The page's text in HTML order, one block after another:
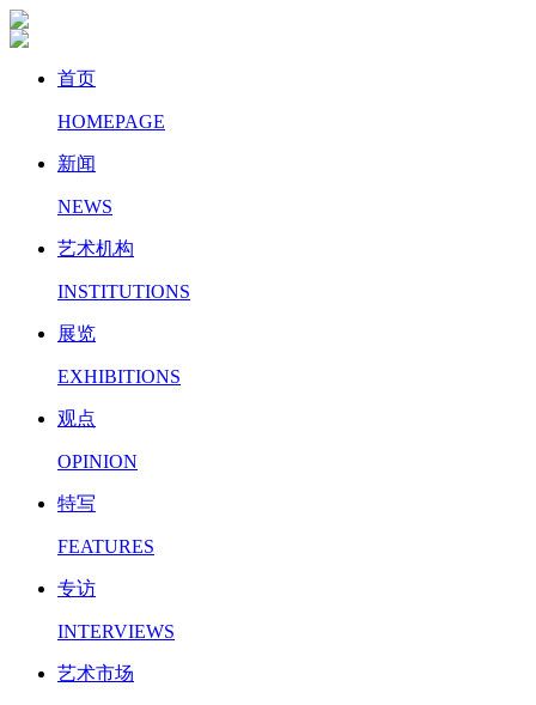
首页
HOMEPAGE
新闻
NEWS
艺术机构
INSTITUTIONS
展览
EXHIBITIONS
观点
OPINION
特写
FEATURES
专访
INTERVIEWS
艺术市场